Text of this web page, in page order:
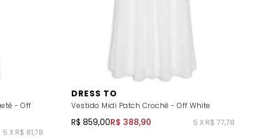
- Off
5 X R$ 81,78
DRESS TO
Vestido Midi Patch Crochê - Off White
R$ 859,00R$ 388,90 5 X R$ 77,78